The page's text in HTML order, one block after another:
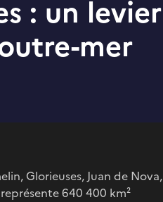
: un levier
mer
Glorieuses, Juan de Nova,
640 400 km²